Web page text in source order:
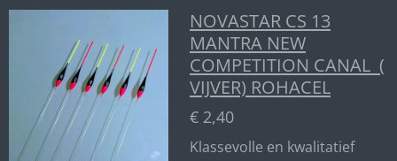
NOVASTAR CS 13
MANTRA NEW
COMPETITION CANAL (
VIJVER) ROHACEL
€ 2,40
Klassevolle en kwalitatief